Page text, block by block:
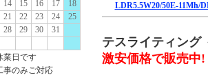
LDR5.5W20/50E-11Mh/
テスライティング
激安価格で販売中!